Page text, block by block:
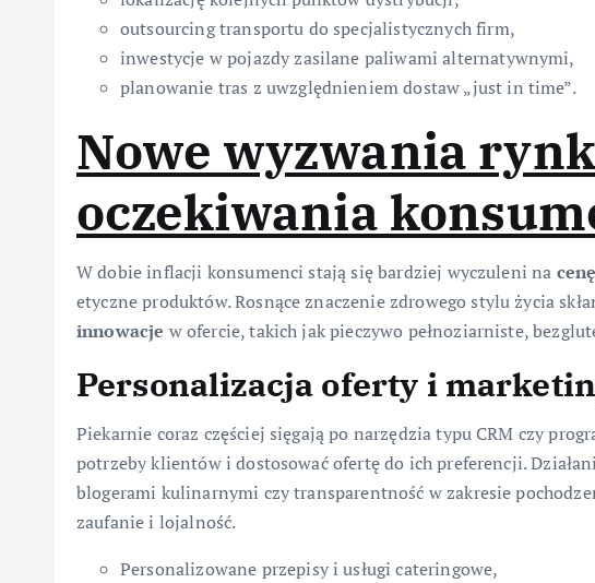
outsourcing transportu do specjalistycznych firm,
inwestycje w pojazdy zasilane paliwami alternatywnymi,
planowanie tras z uwzględnieniem dostaw „just in time”.
Nowe wyzwania
oczekiwania
W dobie inflacji konsumenci stają się bardziej wyczuleni na cenę
etyczne produktów. Rosnące znaczenie zdrowego stylu życia
innowacje w ofercie, takich jak pieczywo pełnoziarniste,
Personalizacja oferty i
Piekarnie coraz częściej sięgają po narzędzia typu CRM czy
potrzeby klientów i dostosować ofertę do ich preferencji.
blogerami kulinarnymi czy transparentność w zakresie
zaufanie i lojalność.
Personalizowane przepisy i usługi cateringowe,